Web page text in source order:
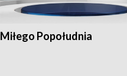
Miłego Popołudnia